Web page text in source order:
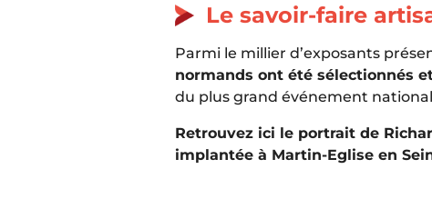
Le savoir-faire
Parmi le millier d’exposants
normands ont été sélectionnés
du plus grand événement
Retrouvez ici le portrait de
implantée à Martin-Eglise en